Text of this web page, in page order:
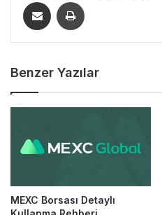
Benzer Yazılar
MEXC Borsası Detaylı